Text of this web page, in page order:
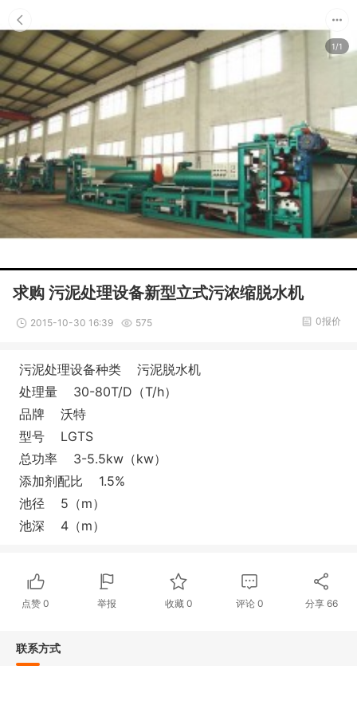
1/1
求购 污泥处理设备新型立式污浓缩脱水机
2015-10-30 16:39 575 0报价
污泥处理设备种类 污泥脱水机
处理量 30-80T/D（T/h）
品牌 沃特
型号 LGTS
总功率 3-5.5kw（kw）
添加剂配比 1.5%
池径 5（m）
池深 4（m）
点赞0 举报 收藏 0 评论0 分享 66
联系方式